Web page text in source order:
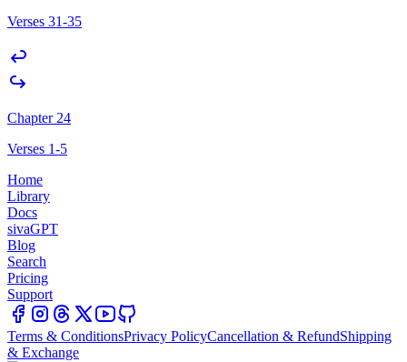
Verses 31-35
Chapter 24
Verses 1-5
Home
Library
Docs
sivaGPT
Blog
Search
Pricing
Support
Terms & ConditionsPrivacy PolicyCancellation & RefundShipping
& Exchange